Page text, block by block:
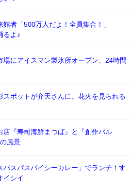
者「500万人だよ！全員集合！」
るよ♪
場にアイスマン製氷所オープン、24時間
スポットが弁天さんに。花火を見られる
店『寿司海鮮まつば』と『創作バル
風景
パスパスパイシーカレー」でランチ！す
イシイ